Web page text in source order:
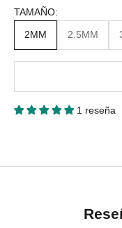
TAMAÑO:
2MM 2.5MM
1 reseña